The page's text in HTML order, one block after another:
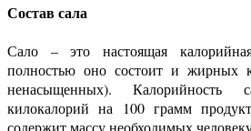
Состав сала
Сало – это настоящая
полностью оно состоит и жирных
ненасыщенных). Калорийность
килокалорий на 100 грамм
содержит массу необходимых